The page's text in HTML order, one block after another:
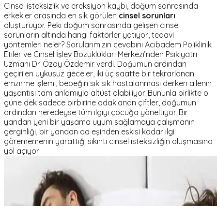
Cinsel isteksizlik ve ereksiyon kaybı, doğum sonrasında
erkekler arasında en sık görülen cinsel sorunları
oluşturuyor. Peki doğum sonrasında gelişen cinsel
sorunların altında hangi faktörler yatıyor, tedavi
yöntemleri neler? Sorularımızın cevabını Acıbadem Poliklinik
Etiler ve Cinsel İşlev Bozuklukları Merkezi’nden Psikiyatri
Uzmanı Dr. Özay Özdemir verdi. Doğumun ardından
geçirilen uykusuz geceler, iki üç saatte bir tekrarlanan
emzirme işlemi, bebeğin sık sık hastalanması derken ailenin
yaşantısı tam anlamıyla altüst olabiliyor. Bununla birlikte o
güne dek sadece birbirine odaklanan çiftler, doğumun
ardından neredeyse tüm ilgiyi çocuğa yöneltiyor. Bir
yandan yeni bir yaşama uyum sağlamaya çalışmanın
gerginliği, bir yandan da eşinden eskisi kadar ilgi
görememenin yarattığı sıkıntı cinsel isteksizliğin oluşmasına
yol açıyor.